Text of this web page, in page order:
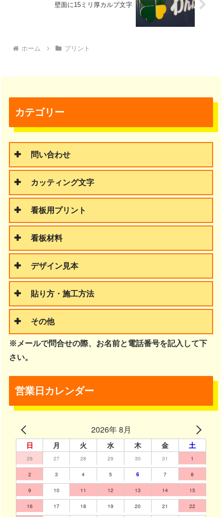
壁面に15ミリ厚カルプ文字
ホーム プリント
カテゴリー
問い合わせ
カッティング文字
看板用プリント
看板材料
デザイン見本
貼り方・施工方法
その他
※メールで問合せの際、お名前と電話番号を記入して下
さい。
営業日カレンダー
2026年 8月
日 月 火 水 木 金 土
26 27 28 29 30 31 1
2 3 4 5 6 7 8
9 10 11 12 13 14 15
16 17 18 19 20 21 22